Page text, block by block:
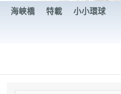
海峽橋 特載 小小環球